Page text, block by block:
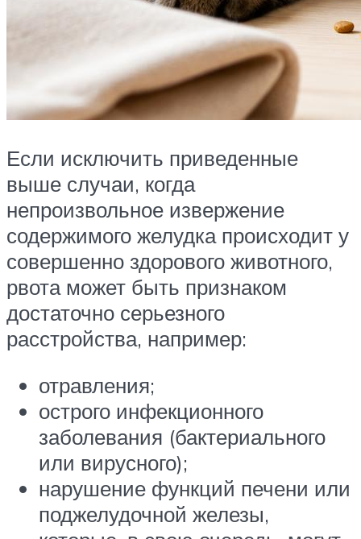
Если исключить приведенные
выше случаи, когда
непроизвольное извержение
содержимого желудка происходит у
совершенно здорового животного,
рвота может быть признаком
достаточно серьезного
расстройства, например:
отравления;
острого инфекционного
заболевания (бактериального
или вирусного);
нарушение функций печени или
поджелудочной железы,